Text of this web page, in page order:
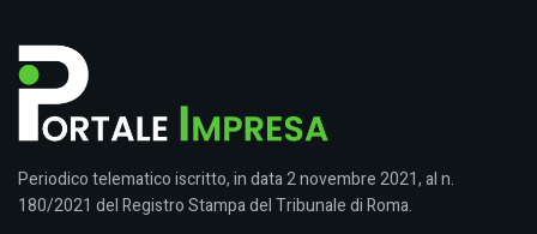
Periodico telematico iscritto, in data 2 novembre 2021, al n.
180/2021 del Registro Stampa del Tribunale di Roma.